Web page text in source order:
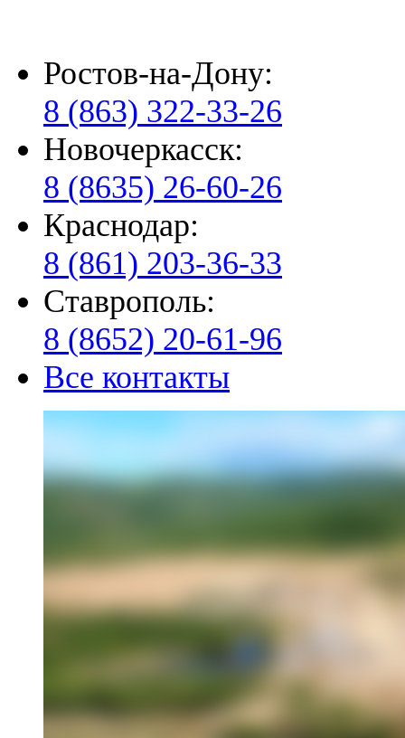
Ростов-на-Дону:
8 (863) 322-33-26
Новочеркасск:
8 (8635) 26-60-26
Краснодар:
8 (861) 203-36-33
Ставрополь:
8 (8652) 20-61-96
Все контакты